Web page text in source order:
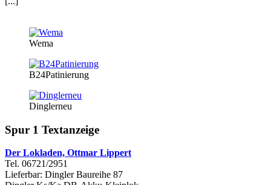
Wema
B24Patinierung
Dinglerneu
Spur 1 Textanzeige
Der Lokladen, Ottmar Lippert
Tel. 06721/2951
Lieferbar: Dingler Baureihe 87